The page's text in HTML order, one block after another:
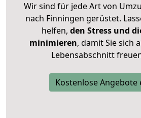
Wir sind für jede Art von
nach Finningen gerüstet.
helfen, den Stress und
minimieren, damit Sie sich
Lebensabschnitt
Kostenlose Angebote